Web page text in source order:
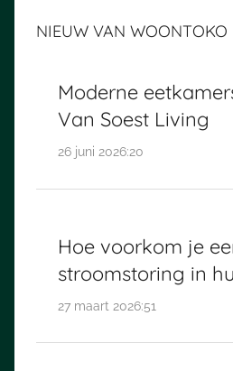
NIEUW VAN WOONTOKO
Moderne
Van Soest Living
26 juni 2026:20
Hoe voorkom je
stroomstoring in
27 maart 2026:51